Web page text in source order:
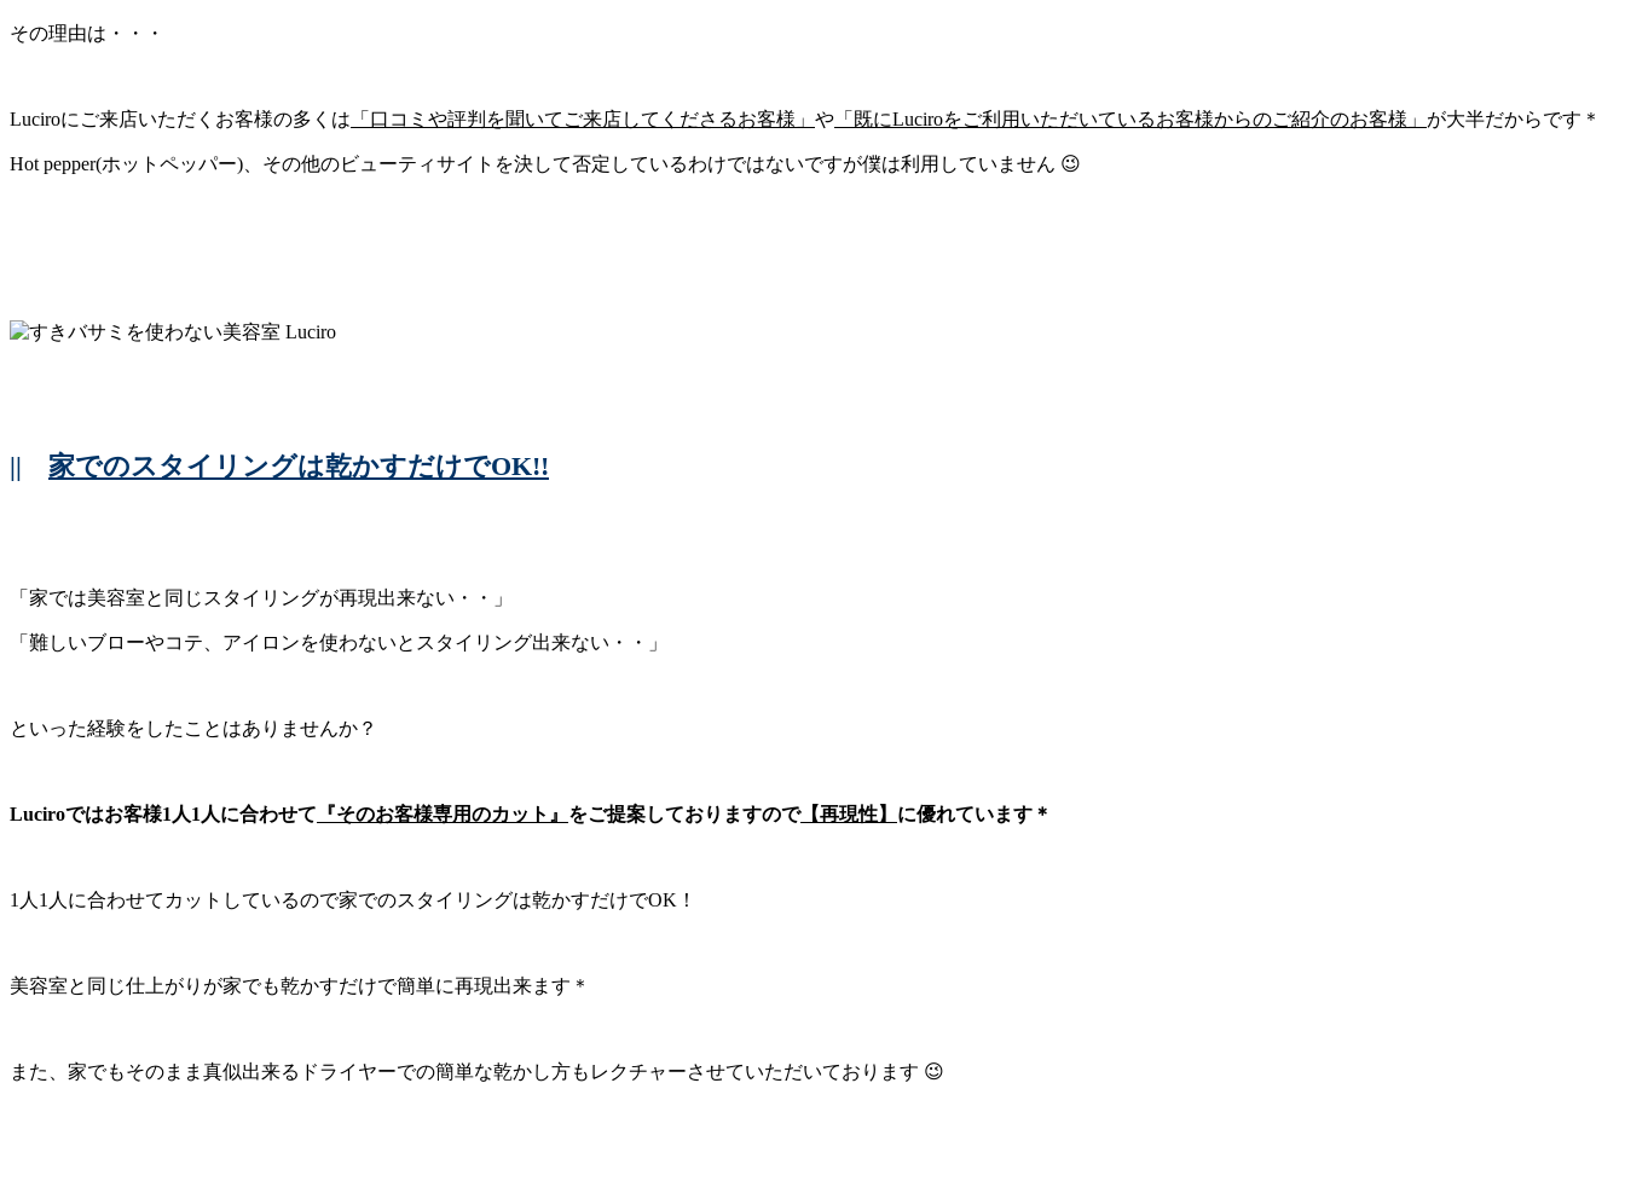
その理由は・・・
Luciroにご来店いただくお客様の多くは 「口コミや評判を聞いてご来店してくださるお客様」 や 「既にLuciroをご利用いただいているお客様からのご紹介のお客様」 が大半だからです＊
Hot pepper(ホットペッパー)、その他のビューティサイトを決して否定しているわけではないですが僕は利用していません 😉
|| 家でのスタイリングは乾かすだけでOK!!
「家では美容室と同じスタイリングが再現出来ない・・」
「難しいブローやコテ、アイロンを使わないとスタイリング出来ない・・」
といった経験をしたことはありませんか？
Luciroではお客様1人1人に合わせて 『そのお客様専用のカット』 をご提案しておりますので【再現性】 に優れています＊
1人1人に合わせてカットしているので家でのスタイリングは乾かすだけでOK！
美容室と同じ仕上がりが家でも乾かすだけで簡単に再現出来ます＊
また、家でもそのまま真似出来るドライヤーでの簡単な乾かし方もレクチャーさせていただいております 😉